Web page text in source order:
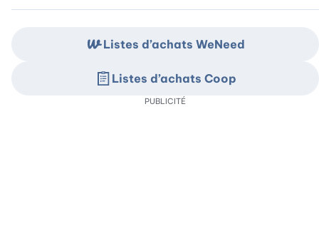
Listes d’achats WeNeed
Listes d’achats Coop
PUBLICITÉ